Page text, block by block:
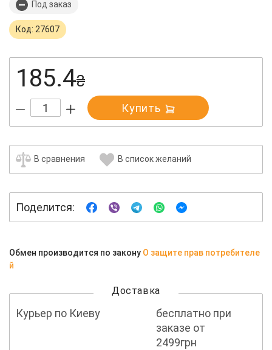
Под заказ
Код: 27607
185.4₴
Купить
В сравнения В список желаний
Поделится:
Обмен производится по закону О защите прав потребителе
й
Доставка
Курьер по Киеву
бесплатно при
заказе от
2499грн